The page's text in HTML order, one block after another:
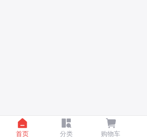
首页 分类 购物车